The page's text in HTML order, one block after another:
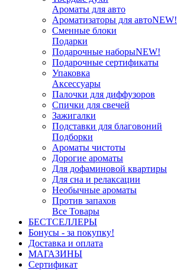
Ароматы для авто
Ароматизаторы для автоNEW!
Сменные блоки
Подарки
Подарочные наборыNEW!
Подарочные сертификаты
Упаковка
Аксессуары
Палочки для диффузоров
Спички для свечей
Зажигалки
Подставки для благовоний
Подборки
Ароматы чистоты
Дорогие ароматы
Для дофаминовой квартиры
Для сна и релаксации
Необычные ароматы
Против запахов
Все Товары
БЕСТСЕЛЛЕРЫ
Бонусы - за покупку!
Доставка и оплата
МАГАЗИНЫ
Cертификат